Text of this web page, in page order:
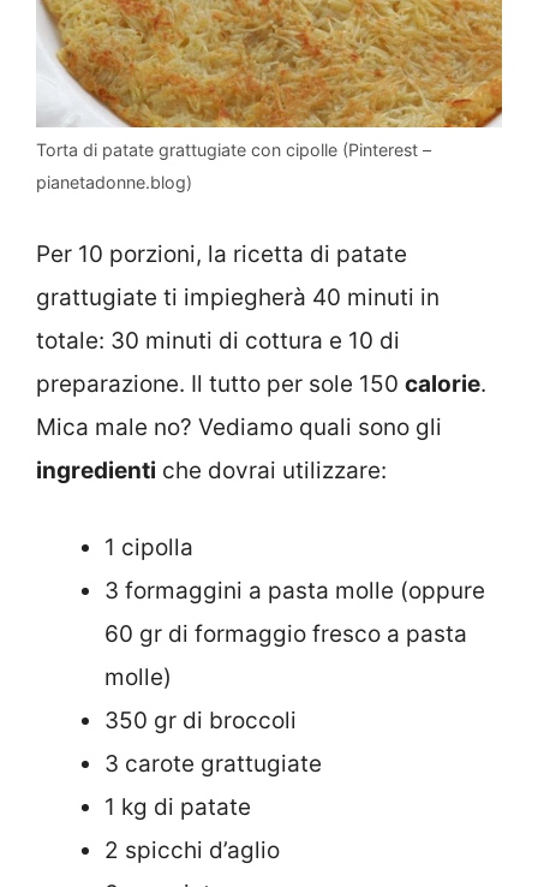
Torta di patate grattugiate con cipolle (Pinterest –
pianetadonne.blog)
Per 10 porzioni, la ricetta di patate
grattugiate ti impiegherà 40 minuti in
totale: 30 minuti di cottura e 10 di
preparazione. Il tutto per sole 150 calorie.
Mica male no? Vediamo quali sono gli
ingredienti che dovrai utilizzare:
1 cipolla
3 formaggini a pasta molle (oppure
60 gr di formaggio fresco a pasta
molle)
350 gr di broccoli
3 carote grattugiate
1 kg di patate
2 spicchi d’aglio